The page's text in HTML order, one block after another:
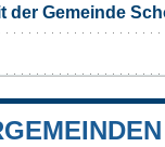
der Gemeinde